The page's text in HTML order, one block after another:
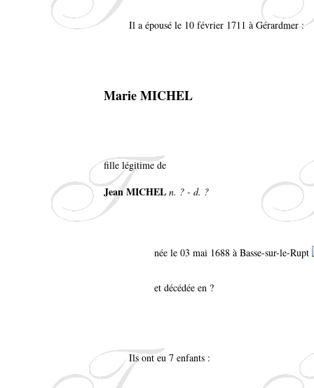
Il a épousé le 10 février 1711 à Gérardmer :
Marie MICHEL
fille légitime de
Jean MICHEL n. ? - d. ?
née le 03 mai 1688 à Basse-sur-le-Rupt
et décédée en ?
Ils ont eu 7 enfants :